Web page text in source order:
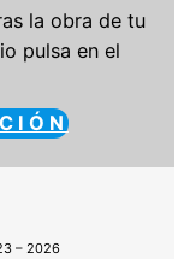
la obra de tu
pulsa en el
– 2026